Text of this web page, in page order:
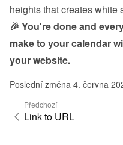
heights that creates white
🎉 You're done and
make to your calendar
your website.
Poslední změna 4. června
Předchozí
Link to URL